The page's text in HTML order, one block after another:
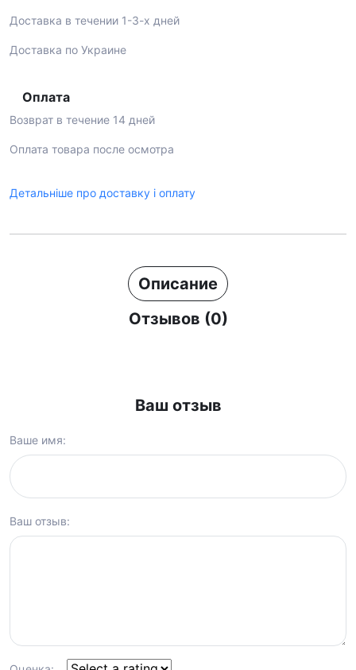
Доставка в течении 1-3-х дней
Доставка по Украине
Оплата
Возврат в течение 14 дней
Оплата товара после осмотра
Детальніше про доставку і оплату
Описание
Отзывов (0)
Ваш отзыв
Ваше имя:
Ваш отзыв: